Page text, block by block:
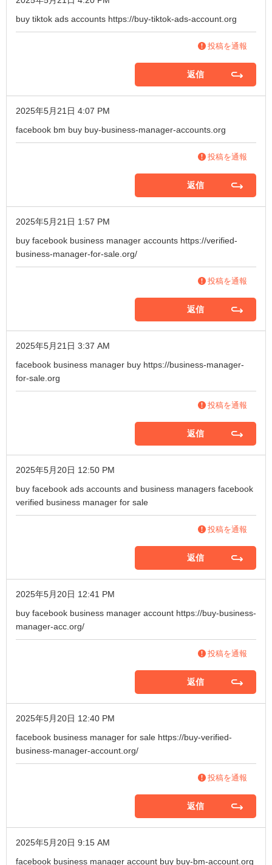
buy tiktok ads accounts https://buy-tiktok-ads-account.org
投稿を通報
返信
2025年5月21日 4:07 PM
facebook bm buy buy-business-manager-accounts.org
投稿を通報
返信
2025年5月21日 1:57 PM
buy facebook business manager accounts https://verified-
business-manager-for-sale.org/
投稿を通報
返信
2025年5月21日 3:37 AM
facebook business manager buy https://business-manager-
for-sale.org
投稿を通報
返信
2025年5月20日 12:50 PM
buy facebook ads accounts and business managers facebook
verified business manager for sale
投稿を通報
返信
2025年5月20日 12:41 PM
buy facebook business manager account https://buy-business-
manager-acc.org/
投稿を通報
返信
2025年5月20日 12:40 PM
facebook business manager for sale https://buy-verified-
business-manager-account.org/
投稿を通報
返信
2025年5月20日 9:15 AM
facebook business manager account buy buy-bm-account.org